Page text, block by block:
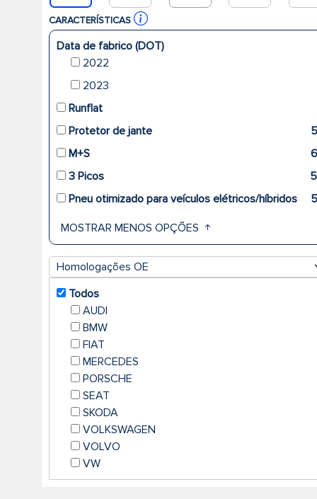
CARACTERÍSTICAS
Data de fabrico (DOT)
2022
2023
Runflat
Protetor de jante
M+S
3 Picos
Pneu otimizado para veículos elétricos/híbridos
MOSTRAR MENOS OPÇÕES
Homologações OE
Todos
AUDI
BMW
FIAT
MERCEDES
PORSCHE
SEAT
SKODA
VOLKSWAGEN
VOLVO
VW